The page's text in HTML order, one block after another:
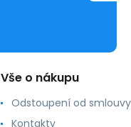
Vše o nákupu
Odstoupení od smlouvy
Kontakty